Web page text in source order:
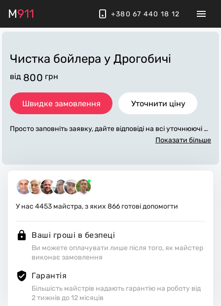
M911 +380 67 440 18 12
Чистка бойлера у Дрогобичі
від 800 грн
Швидке замовлення Уточнити ціну
Просто заповніть заявку, дайте відповіді на всі уточнюючі за
питання по «чистка бойлера». Ми зв'яжемося з вами протя
авці стежать за чистотою та прибирають робоче місце.
Показати більше
У нас 4453 майстра, з яких 866 готові допомогти
Ваші гроші в безпеці
Ви можете оплачувати лише після того, як майстер
виконає замовлення
Гарантія
Більшість майстрів надають гарантію на роботу від
2 тижнів до 12 місяців